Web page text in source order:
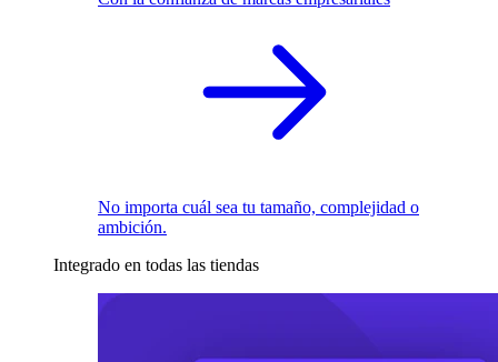
No importa cuál sea tu tamaño, complejidad o
ambición.
Integrado en todas las tiendas